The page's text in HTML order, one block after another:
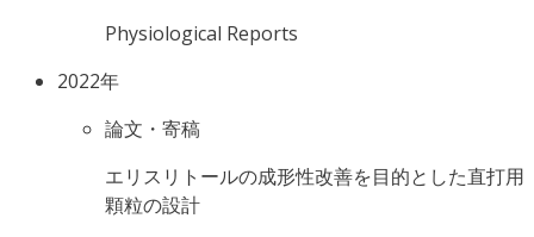
Physiological Reports
2022年
論文・寄稿
エリスリトールの成形性改善を目的とした直打用
顆粒の設計